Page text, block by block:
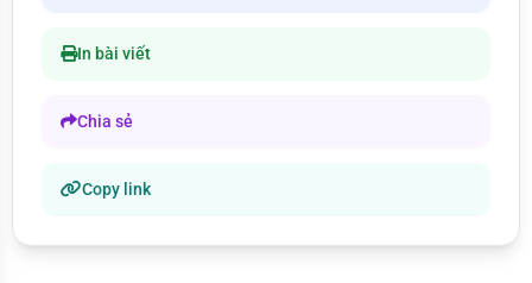
In bài viết
Chia sẻ
Copy link